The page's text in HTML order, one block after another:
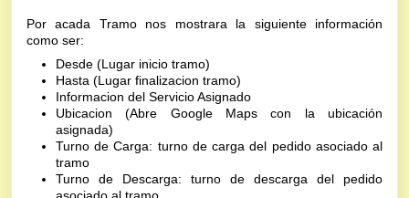
Por acada Tramo nos mostrara la siguiente información
como ser:
Desde (Lugar inicio tramo)
Hasta (Lugar finalizacion tramo)
Informacion del Servicio Asignado
Ubicacion(Abre Google Maps con la ubicación
asignada)
Turno de Carga: turno de carga del pedido asociado al
tramo
Turno de Descarga: turno de descarga del pedido